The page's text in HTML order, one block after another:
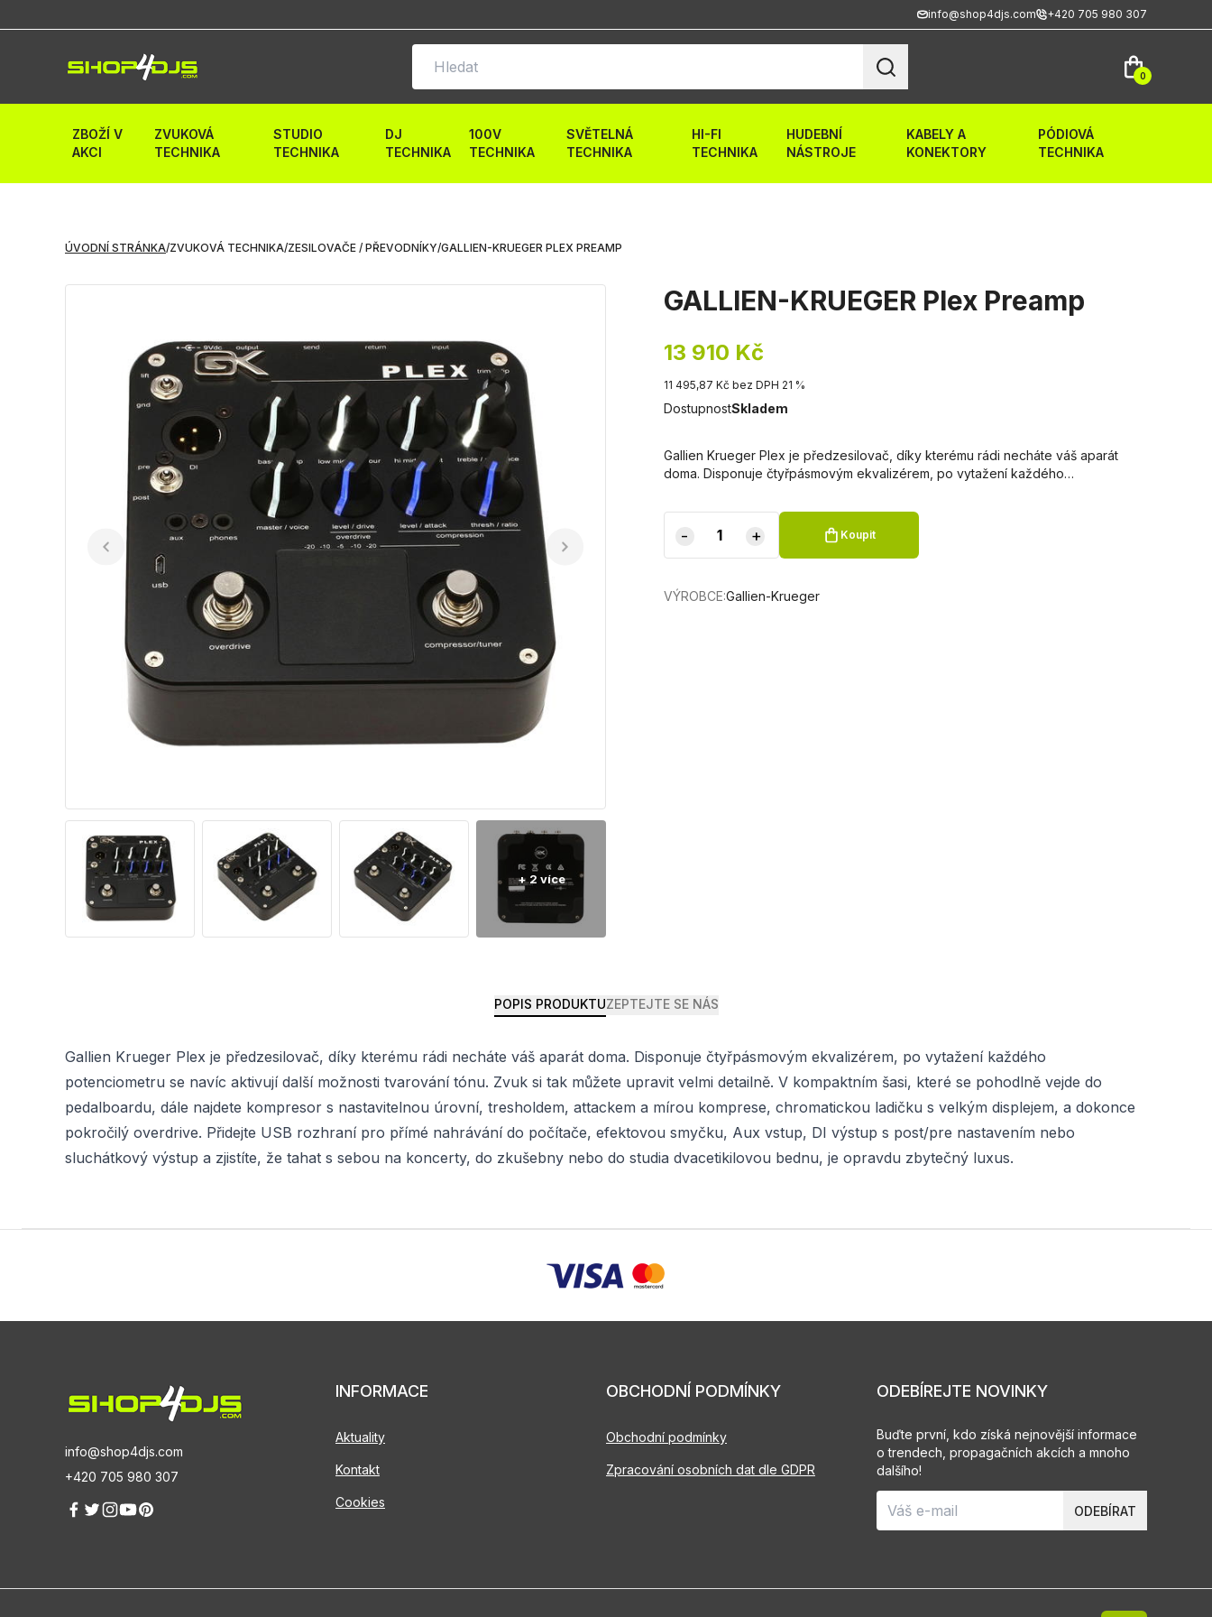
info@shop4djs.com +420 705 980 307
0
ZBOŽÍ V
AKCI
ZVUKOVÁ
TECHNIKA
STUDIO
TECHNIKA
DJ
TECHNIKA
100V
TECHNIKA
SVĚTELNÁ
TECHNIKA
HI-FI
TECHNIKA
HUDEBNÍ
NÁSTROJE
KABELY A
KONEKTORY
PÓDIOVÁ
TECHNIKA
ÚVODNÍ STRÁNKA/ZVUKOVÁ TECHNIKA/ZESILOVAČE / PŘEVODNÍKY/GALLIEN-KRUEGER PLEX PREAMP
GALLIEN-KRUEGER Plex Preamp
13 910 Kč
11 495,87 Kč bez DPH 21 %
DostupnostSkladem
Gallien Krueger Plex je předzesilovač, díky kterému rádi necháte váš aparát
doma. Disponuje čtyřpásmovým ekvalizérem, po vytažení každého…
- + Koupit
VÝROBCE:Gallien-Krueger
POPIS PRODUKTUZEPTEJTE SE NÁS
Gallien Krueger Plex je předzesilovač, díky kterému rádi necháte váš aparát doma. Disponuje čtyřpásmovým ekvalizérem, po vytažení každého
potenciometru se navíc aktivují další možnosti tvarování tónu. Zvuk si tak můžete upravit velmi detailně. V kompaktním šasi, které se pohodlně vejde do
pedalboardu, dále najdete kompresor s nastavitelnou úrovní, tresholdem, attackem a mírou komprese, chromatickou ladičku s velkým displejem, a dokonce
pokročilý overdrive. Přidejte USB rozhraní pro přímé nahrávání do počítače, efektovou smyčku, Aux vstup, DI výstup s post/pre nastavením nebo
sluchátkový výstup a zjistíte, že tahat s sebou na koncerty, do zkušebny nebo do studia dvacetikilovou bednu, je opravdu zbytečný luxus.
info@shop4djs.com
+420 705 980 307
INFORMACE
Aktuality
Kontakt
Cookies
OBCHODNÍ PODMÍNKY
Obchodní podmínky
Zpracování osobních dat dle GDPR
ODEBÍREJTE NOVINKY
Buďte první, kdo získá nejnovější informace
o trendech, propagačních akcích a mnoho
dalšího!
ODEBÍRAT